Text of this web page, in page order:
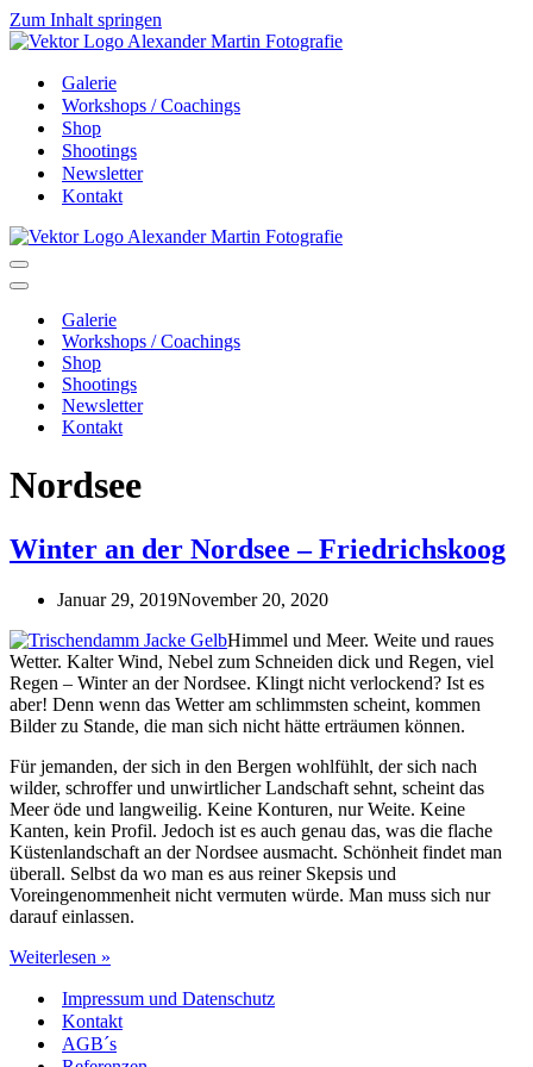
Zum Inhalt springen
Galerie
Workshops / Coachings
Shop
Shootings
Newsletter
Kontakt
Navigationsmenü
Navigationsmenü
Galerie
Workshops / Coachings
Shop
Shootings
Newsletter
Kontakt
Nordsee
Winter an der Nordsee – Friedrichskoog
Januar 29, 2019November 20, 2020
Himmel und Meer. Weite und raues
Wetter. Kalter Wind, Nebel zum Schneiden dick und Regen, viel
Regen – Winter an der Nordsee. Klingt nicht verlockend? Ist es
aber! Denn wenn das Wetter am schlimmsten scheint, kommen
Bilder zu Stande, die man sich nicht hätte erträumen können.
Für jemanden, der sich in den Bergen wohlfühlt, der sich nach
wilder, schroffer und unwirtlicher Landschaft sehnt, scheint das
Meer öde und langweilig. Keine Konturen, nur Weite. Keine
Kanten, kein Profil. Jedoch ist es auch genau das, was die flache
Küstenlandschaft an der Nordsee ausmacht. Schönheit findet man
überall. Selbst da wo man es aus reiner Skepsis und
Voreingenommenheit nicht vermuten würde. Man muss sich nur
darauf einlassen.
Weiterlesen »
der
Nordsee
–
Friedrichskoog
Impressum und Datenschutz
Kontakt
AGB´s